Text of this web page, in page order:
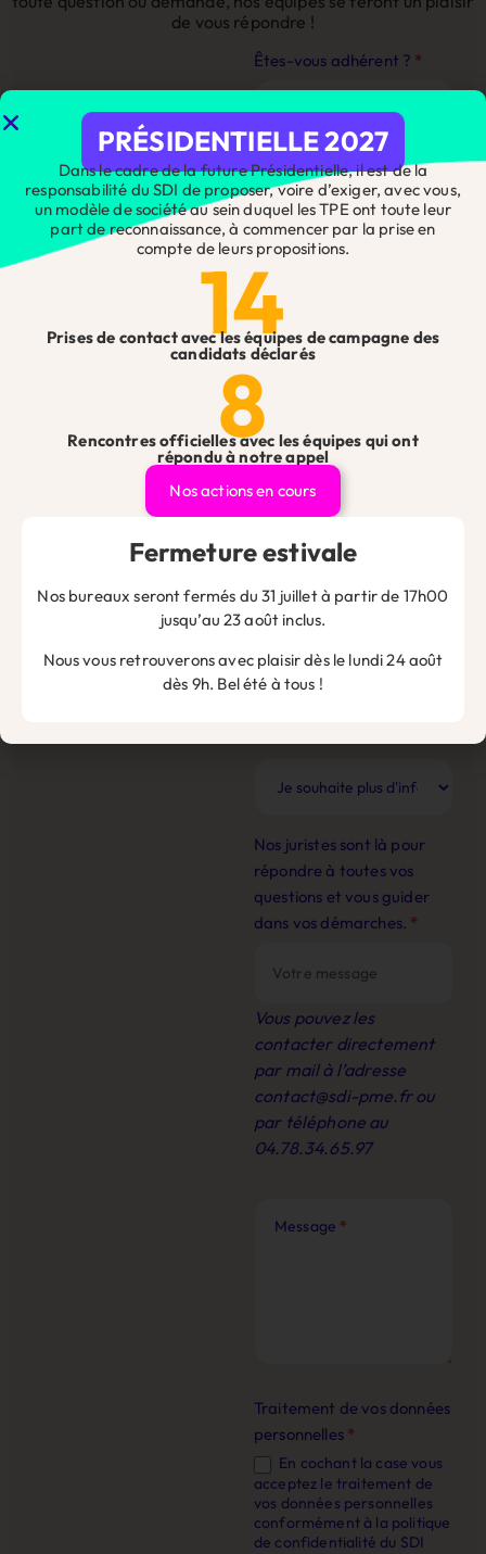
de vous répondre !
Contact
Site
Web
Êtes-vous adhérent ? *
Nom*
Prénom
Téléphone de l'entreprise
Nom de l'entreprise*
Nos juristes sont là pour
répondre à toutes vos
questions et vous guider
dans vos démarches. *
Vous pouvez les
contacter directement
par mail à l’adresse
contact@sdi-pme.frou
par téléphone au
04.78.34.65.97
Message *
Traitement de vos données
personnelles *
En cochant la case vous
acceptez le traitement de
vos données personnelles
conformément à la politique
de confidentialité du SDI
PRÉSIDENTIELLE 2027
Dans le cadre de la future Présidentielle, il est de la
responsabilité du SDI de proposer, voire d’exiger, avec vous,
un modèle de société au sein duquel les TPE ont toute leur
part de reconnaissance, à commencer par la prise en
compte de leurs propositions.
14
Prises de contact avec les équipes de campagne des
candidats déclarés
8
Rencontres officielles avec les équipes qui ont
répondu à notre appel
Nos actions en cours
Fermeture estivale
Nos bureaux seront fermés du 31 juillet à partir de 17h00
jusqu’au 23 août inclus.
Nous vous retrouverons avec plaisir dès le lundi 24 août
dès 9h. Bel été à tous !